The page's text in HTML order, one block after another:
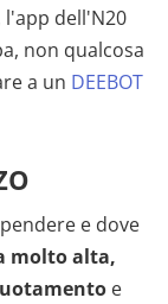
dell'N20
non qualcosa
a un DEEBOT
e dove
molto alta,
e